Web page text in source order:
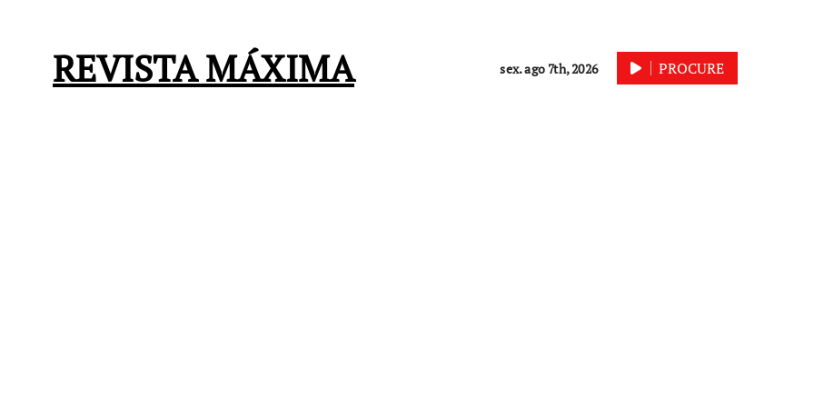
REVISTA MÁXIMA sex. ago 7th, 2026 PROCURE